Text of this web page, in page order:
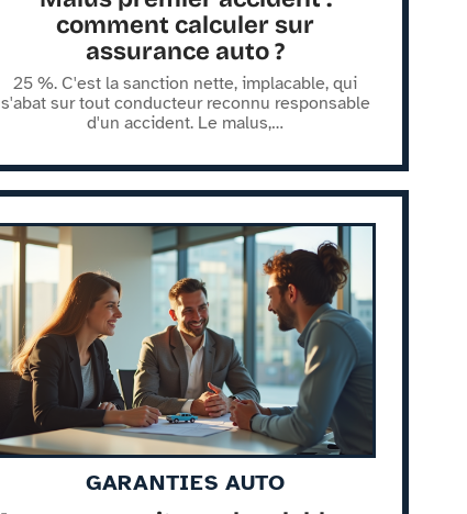
comment calculer sur
assurance auto ?
25 %. C'est la sanction nette, implacable, qui
s'abat sur tout conducteur reconnu responsable
d'un accident. Le malus,…
GARANTIES AUTO